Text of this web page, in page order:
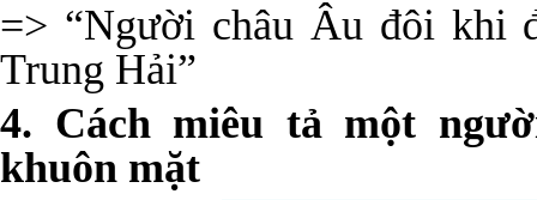
=> “Người châu Âu đôi khi
Trung Hải”
4. Cách miêu tả một
khuôn mặt